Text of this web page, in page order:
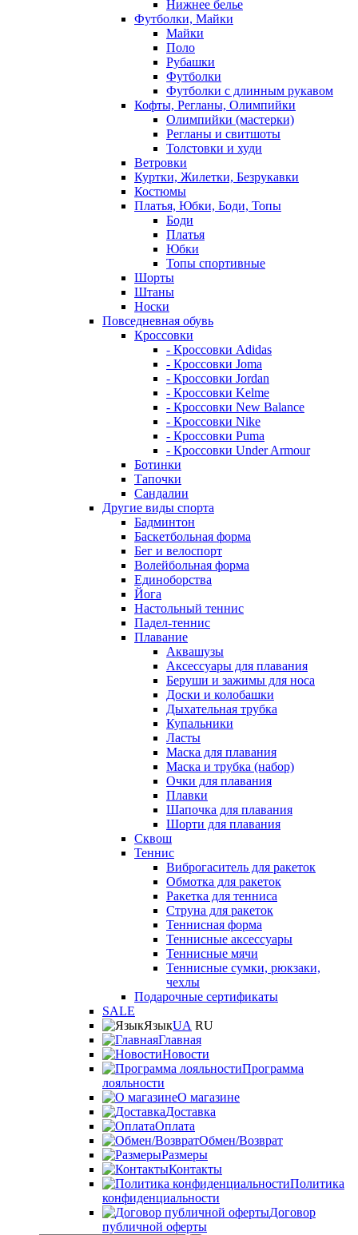
Нижнее белье
Футболки, Майки
Майки
Поло
Рубашки
Футболки
Футболки с длинным рукавом
Кофты, Регланы, Олимпийки
Олимпийки (мастерки)
Регланы и свитшоты
Толстовки и худи
Ветровки
Куртки, Жилетки, Безрукавки
Костюмы
Платья, Юбки, Боди, Топы
Боди
Платья
Юбки
Топы спортивные
Шорты
Штаны
Носки
Повседневная обувь
Кроссовки
- Кроссовки Adidas
- Кроссовки Joma
- Кроссовки Jordan
- Кроссовки Kelme
- Кроссовки New Balance
- Кроссовки Nike
- Кроссовки Puma
- Кроссовки Under Armour
Ботинки
Тапочки
Сандалии
Другие виды спорта
Бадминтон
Баскетбольная форма
Бег и велоспорт
Волейбольная форма
Единоборства
Йога
Настольный теннис
Падел-теннис
Плавание
Аквашузы
Аксессуары для плавания
Беруши и зажимы для носа
Доски и колобашки
Дыхательная трубка
Купальники
Ласты
Маска для плавания
Маска и трубка (набор)
Очки для плавания
Плавки
Шапочка для плавания
Шорти для плавания
Сквош
Теннис
Виброгаситель для ракеток
Обмотка для ракеток
Ракетка для тенниса
Струна для ракеток
Теннисная форма
Теннисные аксессуары
Теннисные мячи
Теннисные сумки, рюкзаки,
чехлы
Подарочные сертификаты
SALE
ЯзыкUA RU
Главная
Новости
Программа
лояльности
О магазине
Доставка
Оплата
Обмен/Возврат
Размеры
Контакты
Политика
конфиденциальности
Договор
публичной оферты